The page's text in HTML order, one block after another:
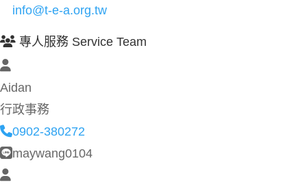
info@t-e-a.org.tw
專人服務 Service Team
Aidan
行政事務
0902-380272
maywang0104